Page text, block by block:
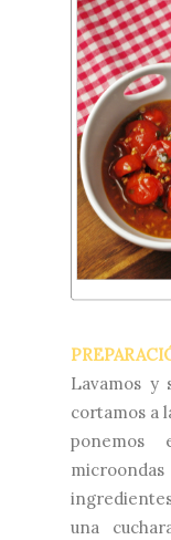
Lavamos y
cortamos a
una